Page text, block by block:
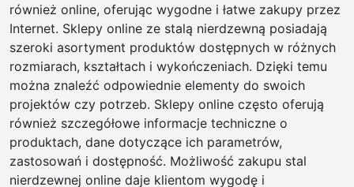
również online, oferując wygodne i łatwe zakupy przez
Internet. Sklepy online ze stalą nierdzewną posiadają
szeroki asortyment produktów dostępnych w różnych
rozmiarach, kształtach i wykończeniach. Dzięki temu
można znaleźć odpowiednie elementy do swoich
projektów czy potrzeb. Sklepy online często oferują
również szczegółowe informacje techniczne o
produktach, dane dotyczące ich parametrów,
zastosowań i dostępność. Możliwość zakupu stal
nierdzewnej online daje klientom wygodę i